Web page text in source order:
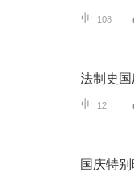
108
法制史国
12
国庆特